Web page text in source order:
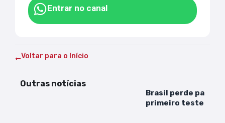
Entrar no canal
Voltar para o Início
Outras notícias
Brasil perde para
primeiro teste após